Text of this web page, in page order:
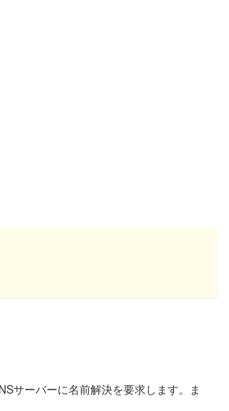
サーバーに名前解決を要求します。ま